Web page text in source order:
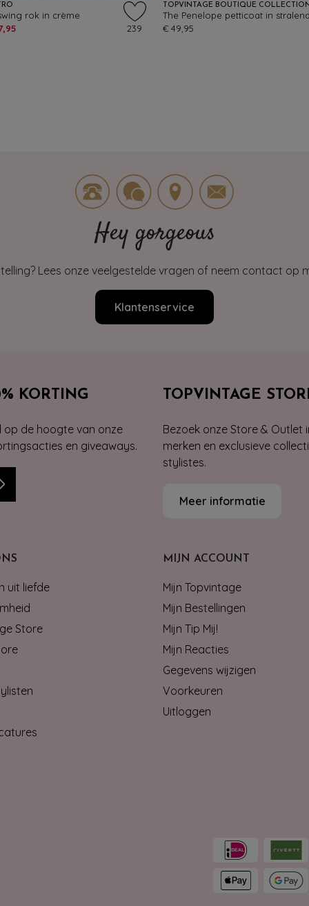
rok in crème
239
TOPVINTAGE BOUTIQUE
The Penelope petticoat in
€ 49,95
Hey gorgeous
Lees onze veelgestelde vragen of neem contact op
Klantenservice
KORTING
op de hoogte van onze
en giveaways.
TOPVINTAGE
Bezoek onze Store & Outlet
merken en exclusieve
stylistes.
Meer informatie
uit liefde
Store
MIJN ACCOUNT
Mijn Topvintage
Mijn Bestellingen
Mijn Tip Mij!
Mijn Reacties
Gegevens wijzigen
Voorkeuren
Uitloggen